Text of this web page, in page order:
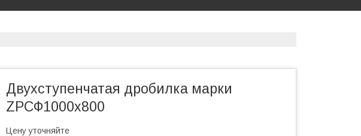
Двухступенчатая дробилка марки
ZPCФ1000x800
Цену уточняйте